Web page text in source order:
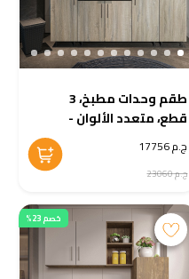
طقم وحدات مطبخ، 3
قطع، متعدد الألوان -
KM-EG38-190ج.م 17756
ج.م 23060
خصم 23%